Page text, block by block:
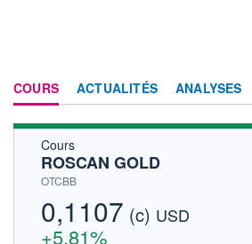
COURS ACTUALITÉS ANALYSES
Cours
ROSCAN GOLD
OTCBB
0,1107 (c) USD
+5,81%